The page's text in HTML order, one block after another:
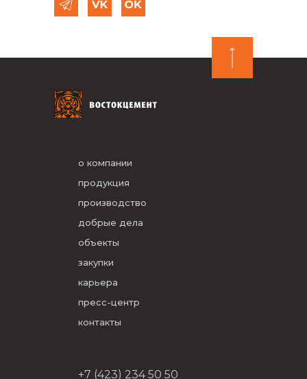
о компании
продукция
производство
добрые дела
объекты
закупки
карьера
пресс-центр
контакты
+7 (423) 234 50 50